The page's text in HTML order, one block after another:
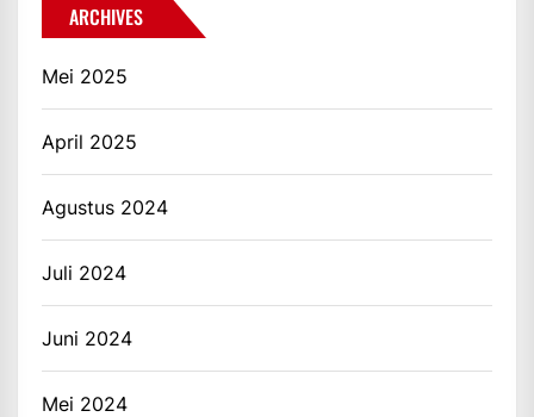
ARCHIVES
Mei 2025
April 2025
Agustus 2024
Juli 2024
Juni 2024
Mei 2024